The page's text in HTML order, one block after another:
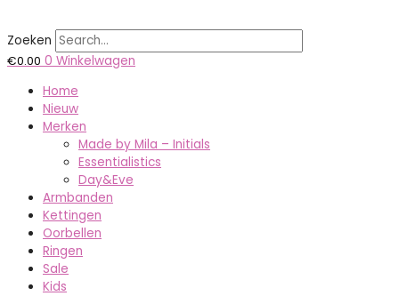
Zoeken
€0.00 0 Winkelwagen
Home
Nieuw
Merken
Made by Mila – Initials
Essentialistics
Day&Eve
Armbanden
Kettingen
Oorbellen
Ringen
Sale
Kids